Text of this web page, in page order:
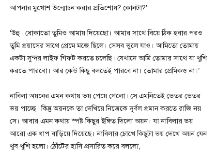
আপনার মুখোশ উন্মোচন করার প্রতিশোধ? কোনটা?’
‘উহু। ধোকাতো তুমিও আমায় দিয়েছো। আমার সাথে বিয়ে ঠিক হবার পরও
তুমি প্রয়াসের সাথে প্রেমে মজে ছিলে। সেসব ভুলে যাও। আমিতো তোমায়
একটা সুন্দর লাইফ গিফট করতে চলেছি। যেখানে আমি তোমার সাথে যা খুশি
করতে পারবো। আর কেউ কিছু বলতেই পারবে না। তোমার প্রেমিকও না।’
নাবিলা অয়নের এমন কথায় ভয় পেয়ে গেলো। সে এমনিতেই ভেতর ভেতর
ভয় পাচ্ছে। কিন্তু অয়নকে তা দেখিয়ে নিজেকে দুর্বল প্রমান করতে রাজি নয়
সে। আবার এমন কথায় স্পষ্ট কিছুর ইঙ্গিত দিলো অয়ন। যা নাবিলার ভয়
আরো এক ধাপ বাড়িয়ে দিয়েছে। নাবিলার চোখে কিছুটা ভয় দেখে অয়ন যেন
খুব খুশি হলো। ঠোঁটের হাসি প্রসারিত করে বললো,